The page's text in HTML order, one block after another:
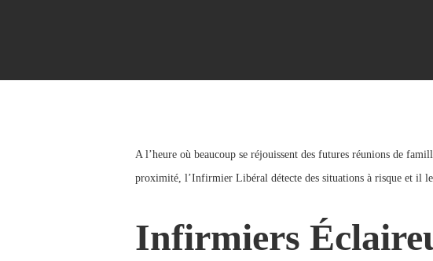
A l’heure où beaucoup se réjouissent des futures réunions de
proximité, l’Infirmier Libéral détecte des situations à risque et il
Infirmiers